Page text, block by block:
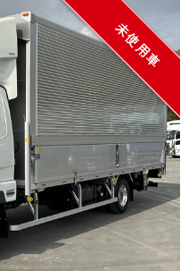
未使用車